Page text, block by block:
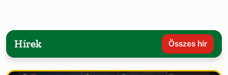
Hírek Összes hír